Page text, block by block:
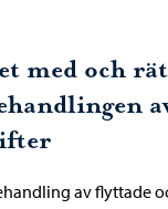
med och
av flyttade